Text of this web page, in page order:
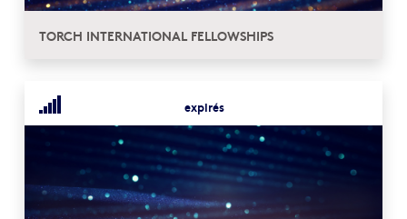
TORCH INTERNATIONAL FELLOWSHIPS
expirés